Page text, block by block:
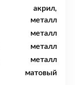
акрил,
металл
металл
металл
металл
матовый